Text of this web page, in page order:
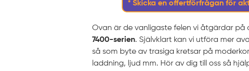
* Skicka en offertförfrågan för
Ovan är de vanligaste felen vi åtgärdar på
7400-serien. Självklart kan vi utföra mer
så som byte av trasiga kretsar på
laddning, ljud mm. Hör av dig till oss så